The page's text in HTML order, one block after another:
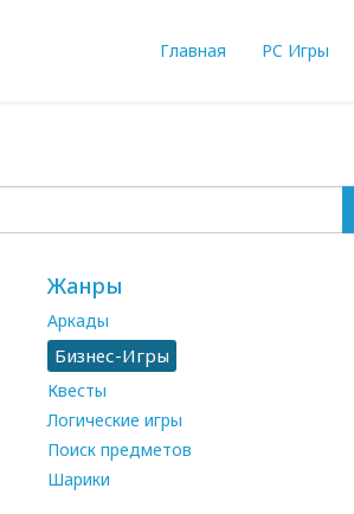
Главная PC Игры
Жанры
Аркады
Бизнес-Игры
Квесты
Логические игры
Поиск предметов
Шарики